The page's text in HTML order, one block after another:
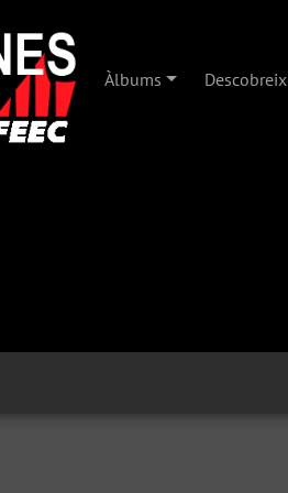
Àlbums Descobreix